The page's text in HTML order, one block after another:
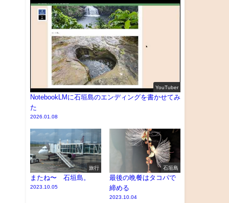
YouTuber
NotebookLMに石垣島のエンディングを書かせてみ
た
2026.01.08
旅行
またね〜 石垣島。
2023.10.05
石垣島
最後の晩餐はタコパで
締める
2023.10.04